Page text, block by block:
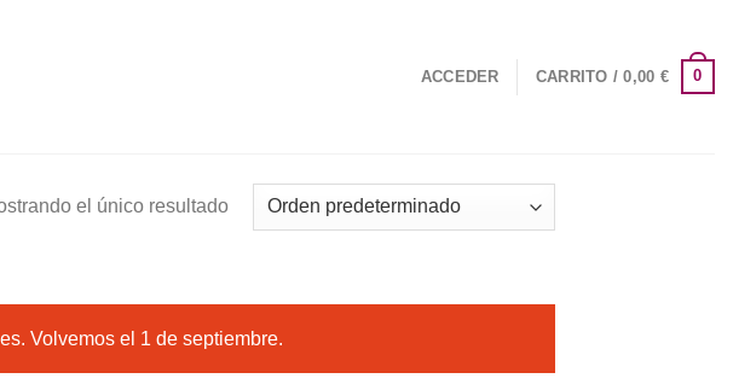
ACCEDER CARRITO /0,00 € 0
el único resultado
Volvemos el 1 de septiembre.